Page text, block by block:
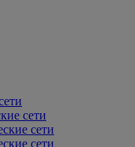
сети
сети
сети